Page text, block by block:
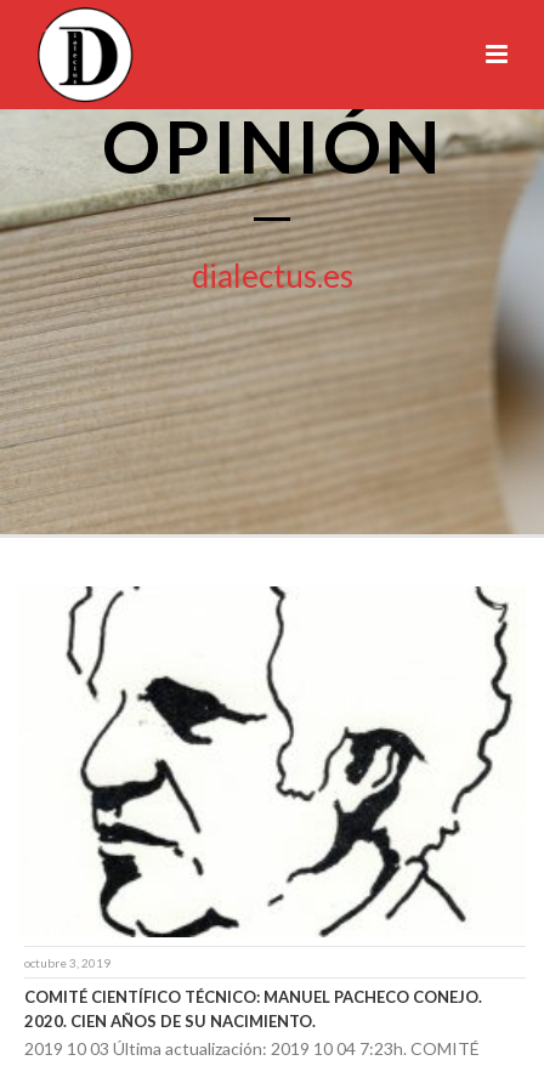
OPINIÓN
dialectus.es
octubre 3, 2019
COMITÉ CIENTÍFICO TÉCNICO: MANUEL PACHECO CONEJO.
2020. CIEN AÑOS DE SU NACIMIENTO.
2019 10 03 Última actualización: 2019 10 04 7:23h. COMITÉ